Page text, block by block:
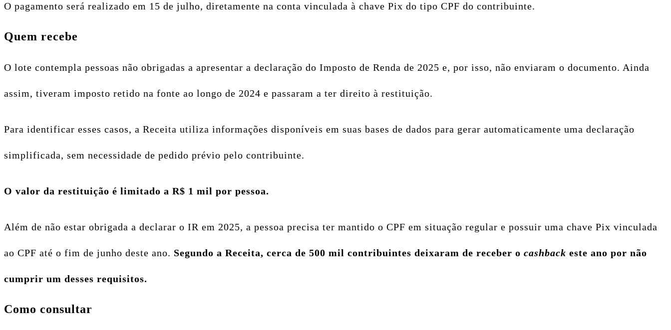
O pagamento será realizado em 15 de julho, diretamente na conta vinculada à chave Pix do tipo CPF do contribuinte.
Quem recebe
O lote contempla pessoas não obrigadas a apresentar a declaração do Imposto de Renda de 2025 e, por isso, não enviaram o documento. Ainda
assim, tiveram imposto retido na fonte ao longo de 2024 e passaram a ter direito à restituição.
Para identificar esses casos, a Receita utiliza informações disponíveis em suas bases de dados para gerar automaticamente uma declaração
simplificada, sem necessidade de pedido prévio pelo contribuinte.
O valor da restituição é limitado a R$ 1 mil por pessoa.
Além de não estar obrigada a declarar o IR em 2025, a pessoa precisa ter mantido o CPF em situação regular e possuir uma chave Pix vinculada
ao CPF até o fim de junho deste ano. Segundo a Receita, cerca de 500 mil contribuintes deixaram de receber o cashback este ano por não
cumprir um desses requisitos.
Como consultar